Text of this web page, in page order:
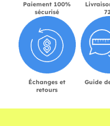
Paiement 100%
sécurisé
Échanges et
retours
Guide